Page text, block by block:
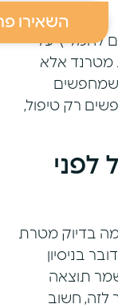
להמליץ על
מטרנד אלא
שמחפשים
רק טיפול,
לפני
מה בדיוק מטרת
בניסיון
תוצאה
לזה, חשוב
השאירו